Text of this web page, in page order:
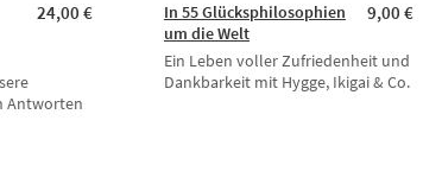
24,00 €
Antworten
9,00 €
In 55 Glücksphilosophien
um die Welt
Ein Leben voller Zufriedenheit und
Dankbarkeit mit Hygge, Ikigai & Co.